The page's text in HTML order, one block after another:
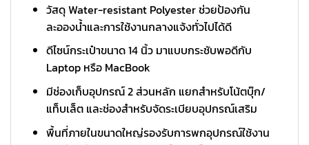
วัสดุ Water-resistant Polyester ช่วยป้องกัน
ละอองน้ำและการใช้งานกลางแจ้งทั่วไปได้ดี
ดีไซน์กระเป๋าขนาด 14 นิ้ว มาแบบกระชับพอดีกับ
Laptop หรือ MacBook
มีช่องเก็บอุปกรณ์ 2 ส่วนหลัก แยกสำหรับโน้ตบุ๊ก/
แท็บเล็ต และช่องสำหรับจัดระเบียบอุปกรณ์เสริม
พื้นที่ภายในขนาดใหญ่รองรับการพกอุปกรณ์ใช้งาน